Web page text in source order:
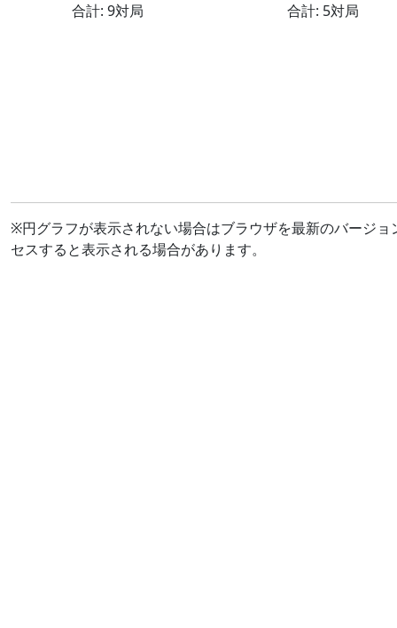
合計: 9対局
合計: 5対局
※円グラフが表示されない場合はブラウザを最新のバージ
セスすると表示される場合があります。